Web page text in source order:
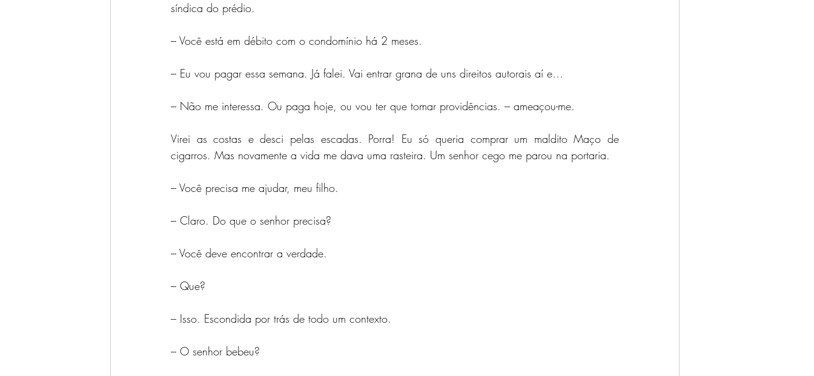
síndica do prédio.
– Você está em débito com o condomínio há 2 meses.
– Eu vou pagar essa semana. Já falei. Vai entrar grana de uns direitos autorais aí e…
– Não me interessa. Ou paga hoje, ou vou ter que tomar providências. – ameaçou-me.
Virei as costas e desci pelas escadas. Porra! Eu só queria comprar um maldito Maço de
cigarros. Mas novamente a vida me dava uma rasteira. Um senhor cego me parou na portaria.
– Você precisa me ajudar, meu filho.
– Claro. Do que o senhor precisa?
– Você deve encontrar a verdade.
– Que?
– Isso. Escondida por trás de todo um contexto.
– O senhor bebeu?